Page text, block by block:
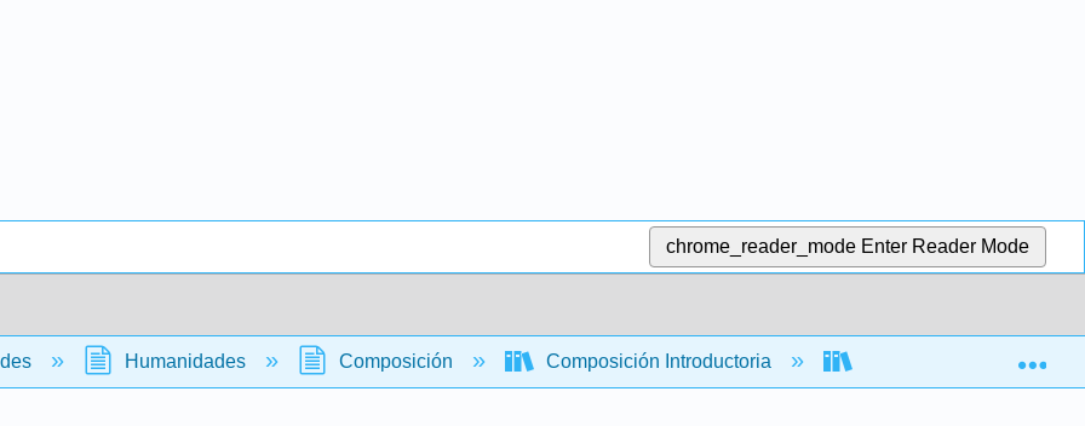
chrome_reader_mode Enter Reader Mode
Humanidades Composición Composición Introductoria Libro: Let's Get Writing